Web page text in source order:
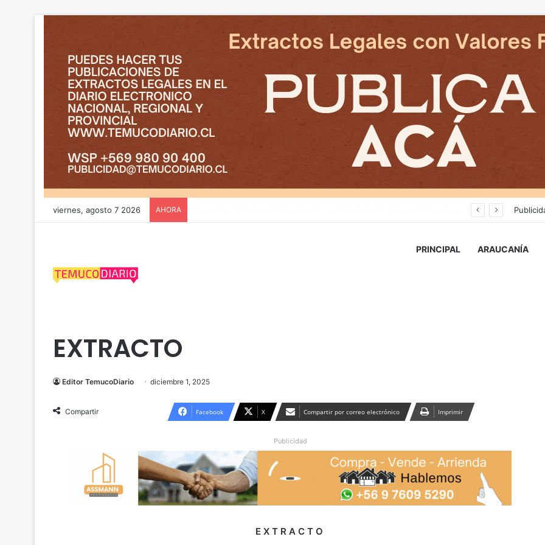
viernes, agosto 7 2026 AHORA
PRINCIPAL ARAUCANÍA
EXTRACTO
Editor TemucoDiario diciembre 1, 2025
Compartir Facebook X Compartir por correo electrónico Imprimir
Publicidad
E X T R A C T O